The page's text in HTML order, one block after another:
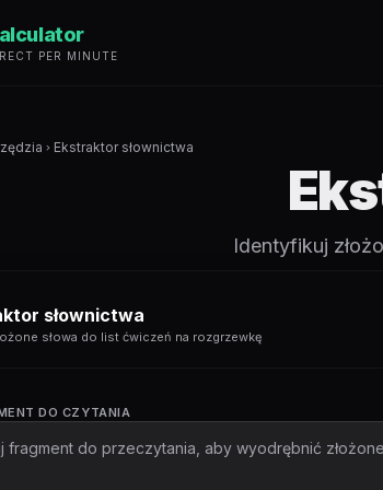
PER MINUTE
chevron_right Ekstraktor słownictwa
Identyfikuj
słownictwa
słowa do list ćwiczeń na rozgrzewkę
DO CZYTANIA